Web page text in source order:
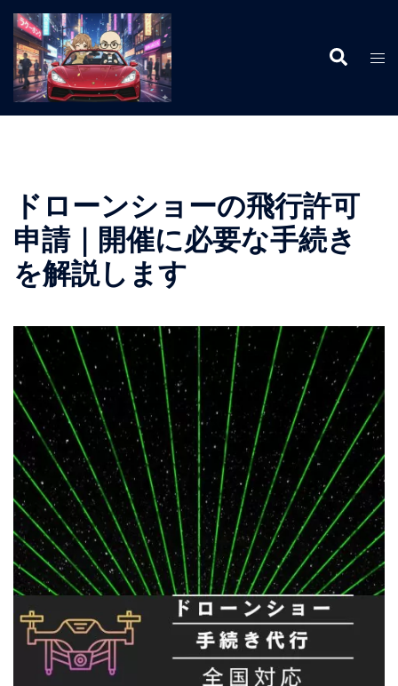
検
索
ト
ドローンショーの飛行許可
申請｜開催に必要な手続き
を解説します